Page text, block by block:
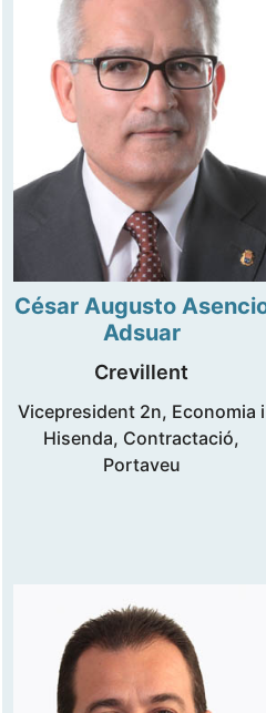
César Augusto
Adsuar
Crevillent
Vicepresident 2n, Economia i
Hisenda, Contractació,
Portaveu